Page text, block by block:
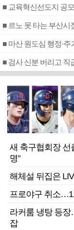
■ 교육혁신선도지 공
■ 르노 못 타는 부산
■ 마산 원도심 행정·
새 축구협회장
명”
해체설 뒤집은
프로야구 취소
라커룸 냉탕 등
잡